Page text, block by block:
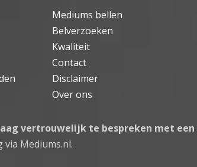
Mediums bellen
Belverzoeken
Kwaliteit
Contact
Disclaimer
Over ons
vertrouwelijk te bespreken met een
Mediums.nl.